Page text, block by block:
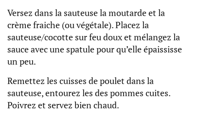
Versez dans la sauteuse la moutarde et la
crème fraiche (ou végétale). Placez la
sauteuse/cocotte sur feu doux et mélangez la
sauce avec une spatule pour qu’elle épaississe
un peu.
Remettez les cuisses de poulet dans la
sauteuse, entourez les des pommes cuites.
Poivrez et servez bien chaud.